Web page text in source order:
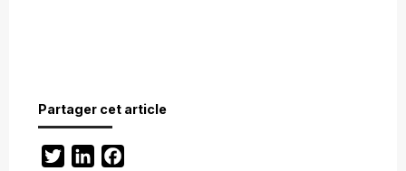
Partager cet article
TwitterLinkedIn